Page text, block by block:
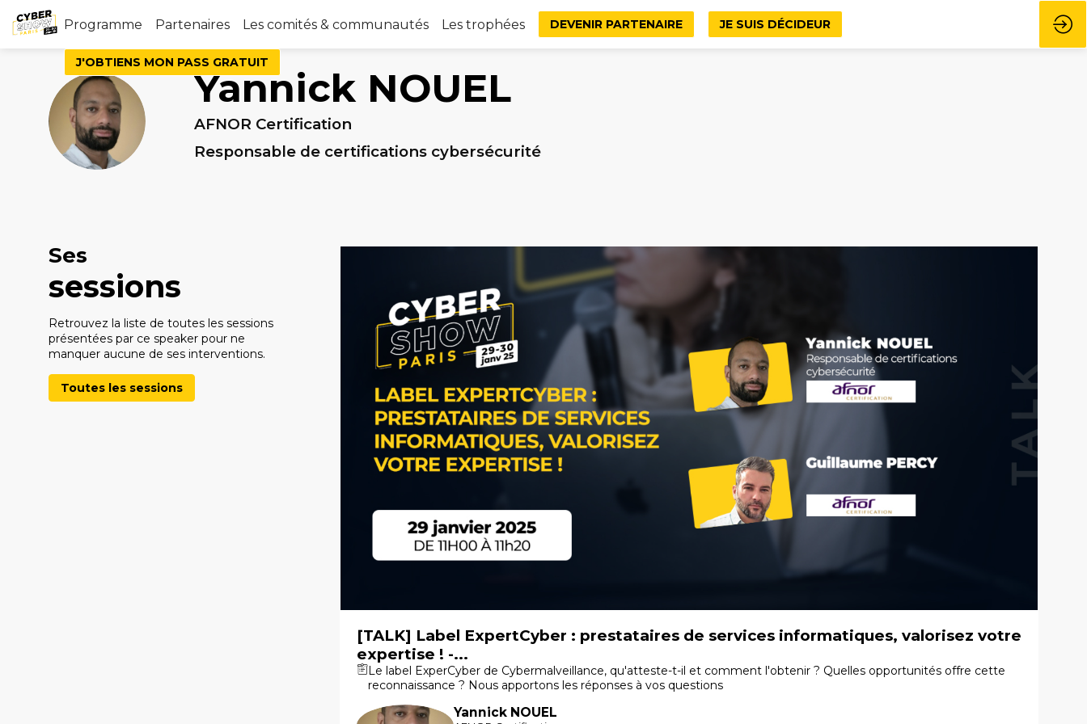
Programme Partenaires Les comités & communautés Les trophées DEVENIR PARTENAIRE JE SUIS DÉCIDEUR
J'OBTIENS MON PASS GRATUIT
YN
Yannick NOUEL
AFNOR Certification
Responsable de certifications cybersécurité
Ses
sessions
Retrouvez la liste de toutes les sessions
présentées par ce speaker pour ne
manquer aucune de ses interventions.
Toutes les sessions
[TALK] Label ExpertCyber : prestataires de services informatiques, valorisez votre
expertise ! -...
Le label ExperCyber de Cybermalveillance, qu'atteste-t-il et comment l'obtenir ? Quelles opportunités offre cette
reconnaissance ? Nous apportons les réponses à vos questions
Yannick NOUEL